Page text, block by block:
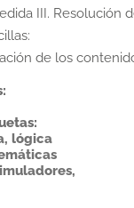
III. Resolución
de los
,lógica
,